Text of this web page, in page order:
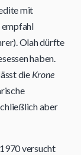
mit
Olah dürfte
haben.
die Krone
aber
1970 versucht